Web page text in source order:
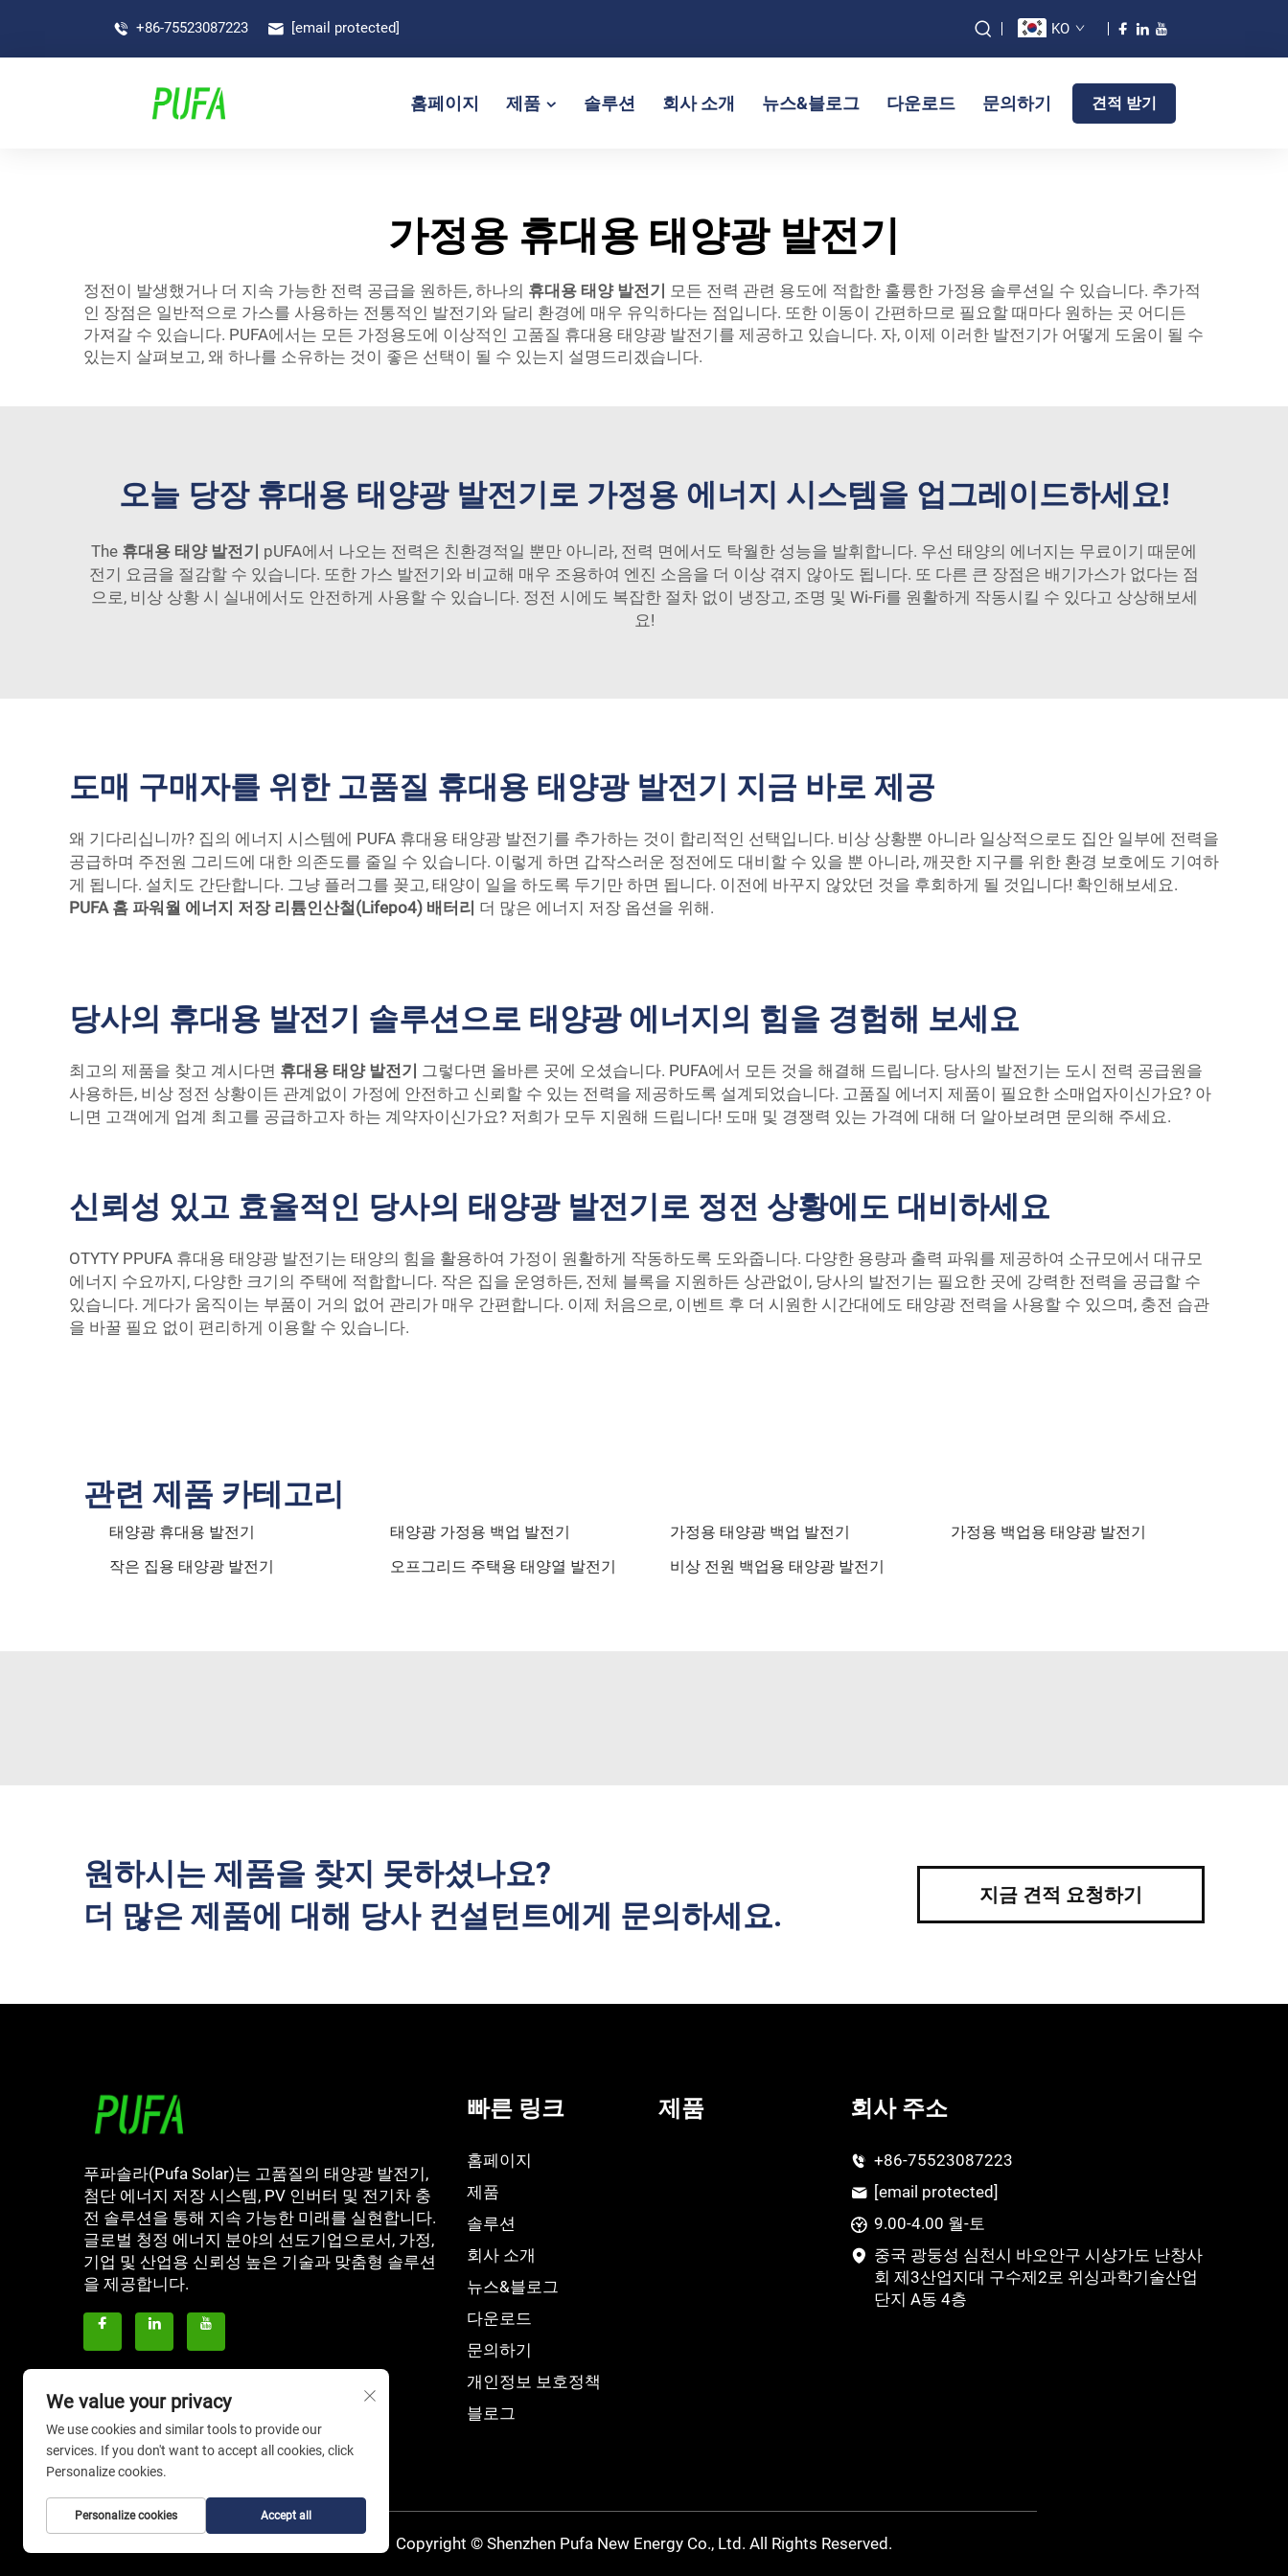
+86-75523087223 [email protected] KO
홈페이지 제품 솔루션 회사 소개 뉴스&블로그 다운로드 문의하기 견적 받기
가정용 휴대용 태양광 발전기
정전이 발생했거나 더 지속 가능한 전력 공급을 원하든, 하나의 휴대용 태양 발전기 모든 전력 관련 용도에 적합한 훌륭한 가정용 솔루션일 수 있습니다. 추가적
인 장점은 일반적으로 가스를 사용하는 전통적인 발전기와 달리 환경에 매우 유익하다는 점입니다. 또한 이동이 간편하므로 필요할 때마다 원하는 곳 어디든
가져갈 수 있습니다. PUFA에서는 모든 가정용도에 이상적인 고품질 휴대용 태양광 발전기를 제공하고 있습니다. 자, 이제 이러한 발전기가 어떻게 도움이 될 수
있는지 살펴보고, 왜 하나를 소유하는 것이 좋은 선택이 될 수 있는지 설명드리겠습니다.
오늘 당장 휴대용 태양광 발전기로 가정용 에너지 시스템을 업그레이드하세요!
The 휴대용 태양 발전기 pUFA에서 나오는 전력은 친환경적일 뿐만 아니라, 전력 면에서도 탁월한 성능을 발휘합니다. 우선 태양의 에너지는 무료이기 때문에
전기 요금을 절감할 수 있습니다. 또한 가스 발전기와 비교해 매우 조용하여 엔진 소음을 더 이상 겪지 않아도 됩니다. 또 다른 큰 장점은 배기가스가 없다는 점
으로, 비상 상황 시 실내에서도 안전하게 사용할 수 있습니다. 정전 시에도 복잡한 절차 없이 냉장고, 조명 및 Wi-Fi를 원활하게 작동시킬 수 있다고 상상해보세
요!
도매 구매자를 위한 고품질 휴대용 태양광 발전기 지금 바로 제공
왜 기다리십니까? 집의 에너지 시스템에 PUFA 휴대용 태양광 발전기를 추가하는 것이 합리적인 선택입니다. 비상 상황뿐 아니라 일상적으로도 집안 일부에 전력을
공급하며 주전원 그리드에 대한 의존도를 줄일 수 있습니다. 이렇게 하면 갑작스러운 정전에도 대비할 수 있을 뿐 아니라, 깨끗한 지구를 위한 환경 보호에도 기여하
게 됩니다. 설치도 간단합니다. 그냥 플러그를 꽂고, 태양이 일을 하도록 두기만 하면 됩니다. 이전에 바꾸지 않았던 것을 후회하게 될 것입니다! 확인해보세요.
PUFA 홈 파워월 에너지 저장 리튬인산철(Lifepo4) 배터리 더 많은 에너지 저장 옵션을 위해.
당사의 휴대용 발전기 솔루션으로 태양광 에너지의 힘을 경험해 보세요
최고의 제품을 찾고 계시다면 휴대용 태양 발전기 그렇다면 올바른 곳에 오셨습니다. PUFA에서 모든 것을 해결해 드립니다. 당사의 발전기는 도시 전력 공급원을
사용하든, 비상 정전 상황이든 관계없이 가정에 안전하고 신뢰할 수 있는 전력을 제공하도록 설계되었습니다. 고품질 에너지 제품이 필요한 소매업자이신가요? 아
니면 고객에게 업계 최고를 공급하고자 하는 계약자이신가요? 저희가 모두 지원해 드립니다! 도매 및 경쟁력 있는 가격에 대해 더 알아보려면 문의해 주세요.
신뢰성 있고 효율적인 당사의 태양광 발전기로 정전 상황에도 대비하세요
OTYTY PPUFA 휴대용 태양광 발전기는 태양의 힘을 활용하여 가정이 원활하게 작동하도록 도와줍니다. 다양한 용량과 출력 파워를 제공하여 소규모에서 대규모
에너지 수요까지, 다양한 크기의 주택에 적합합니다. 작은 집을 운영하든, 전체 블록을 지원하든 상관없이, 당사의 발전기는 필요한 곳에 강력한 전력을 공급할 수
있습니다. 게다가 움직이는 부품이 거의 없어 관리가 매우 간편합니다. 이제 처음으로, 이벤트 후 더 시원한 시간대에도 태양광 전력을 사용할 수 있으며, 충전 습관
을 바꿀 필요 없이 편리하게 이용할 수 있습니다.
관련 제품 카테고리
태양광 휴대용 발전기 태양광 가정용 백업 발전기 가정용 태양광 백업 발전기
가정용 백업용 태양광 발전기
작은 집용 태양광 발전기
오프그리드 주택용 태양열 발전기 비상 전원 백업용 태양광 발전기
원하시는 제품을 찾지 못하셨나요?
더 많은 제품에 대해 당사 컨설턴트에게 문의하세요.
지금 견적 요청하기
푸파솔라(Pufa Solar)는 고품질의 태양광 발전기,
첨단 에너지 저장 시스템, PV 인버터 및 전기차 충
전 솔루션을 통해 지속 가능한 미래를 실현합니다.
글로벌 청정 에너지 분야의 선도기업으로서, 가정,
기업 및 산업용 신뢰성 높은 기술과 맞춤형 솔루션
을 제공합니다.
빠른 링크
홈페이지
제품
솔루션
회사 소개
뉴스&블로그
다운로드
문의하기
개인정보 보호정책
블로그
제품 회사 주소
+86-75523087223
[email protected]
9.00-4.00 월-토
중국 광둥성 심천시 바오안구 시샹가도 난창사
회 제3산업지대 구수제2로 위싱과학기술산업
단지 A동 4층
Copyright © Shenzhen Pufa New Energy Co., Ltd. All Rights Reserved.
We value your privacy
We use cookies and similar tools to provide our
services. If you don't want to accept all cookies, click
Personalize cookies.
Personalize cookies Accept all